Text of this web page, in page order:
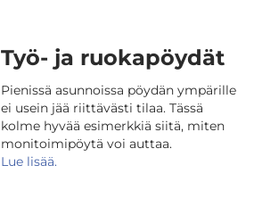
Työ- ja ruokapöydät
Pienissä asunnoissa pöydän ympärille
ei usein jää riittävästi tilaa. Tässä
kolme hyvää esimerkkiä siitä, miten
monitoimipöytä voi auttaa.
Lue lisää.